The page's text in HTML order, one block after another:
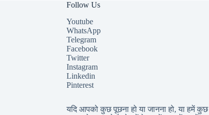
Follow Us
Youtube
WhatsApp
Telegram
Facebook
Twitter
Instagram
Linkedin
Pinterest
यदि आपको कुछ पूछना हो या जानना हो, या हमें कुछ